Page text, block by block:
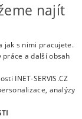
inzerátu|
najít
jak s nimi pracujete.
a další obsah
INET-SERVIS.CZ
analýzy